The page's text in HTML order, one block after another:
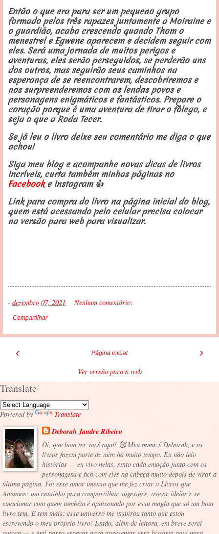
Então o que era para ser um pequeno grupo
formado pelos três rapazes juntamente a Moiraine e
o guardião, acaba crescendo quando Thom o
menestrel e Egwene aparecem e decidem seguir com
eles. Será uma jornada de muitos perigos e
aventuras, eles serão perseguidos, se perderão uns
dos outros, mas seguirão seus caminhos na
esperança de se reencontrarem, descobriremos e
nos surpreenderemos com as lendas povos e
personagens enigmáticos e fantásticos. Prepare o
coração porque é uma aventura de tirar o fôlego, e
seja o que a Roda Tecer.
Se já leu o livro deixe seu comentário me diga o que
achou!
Siga meu blog e acompanhe novas dicas de livros
incríveis, curta também minhas páginas no
Facebooke Instagram 👍
Link para compra do livro na página inicial do blog,
quem está acessando pelo celular precisa colocar
na versão para web para visualizar.
- dezembro 07, 2021 Nenhum comentário:
Compartilhar
‹ ›
Página inicial
Ver versão para a web
Translate
Powered by Translate
Deborah Jandre Ribeiro
Oi, que bom ter você aqui! 🥰 Meu nome é Deborah, e os
livros fazem parte de mim há muito tempo. Eu não leio
histórias — eu vivo nelas, sinto cada emoção junto com os
personagens e fico com eles na cabeça muito depois de virar a
última página. Foi esse amor imenso que me fez criar o Livros que
Amamos: um cantinho para compartilhar sugestões, trocar ideias e se
emocionar com quem também é apaixonado por essa magia que só um bom
livro tem. E tem mais: esse universo me inspirou tanto que estou
escrevendo o meu próprio livro! Então, além de leitora, em breve serei